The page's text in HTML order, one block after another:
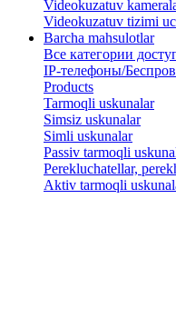
Videokuzatuv
​Videokuzatuv tizimi
Barcha mahsulotlar
Все категории
IP-телефоны/
Products
Tarmoqli uskunalar
Simsiz uskunalar
Simli uskunalar
Passiv tarmoqli
​Perekluchatellar,
Aktiv tarmoqli